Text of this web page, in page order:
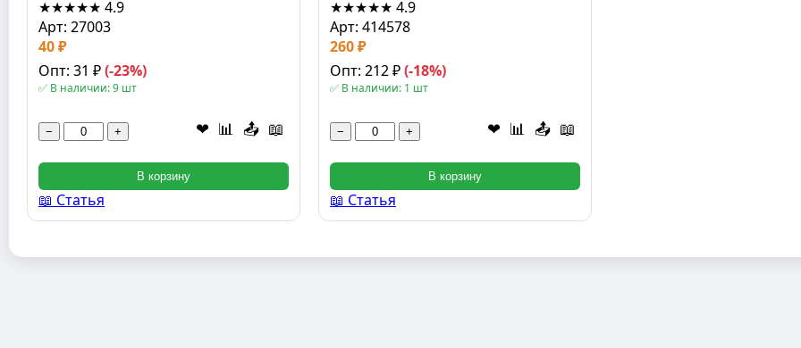
★★★★★ 4.9
Арт: 27003
40 ₽
Опт: 31 ₽(-23%)
✅ В наличии: 9 шт
− + ❤ 📊 📤 📖
В корзину
📖 Статья
★★★★★ 4.9
Арт: 414578
260 ₽
Опт: 212 ₽(-18%)
✅ В наличии: 1 шт
− + ❤ 📊 📤 📖
В корзину
📖 Статья